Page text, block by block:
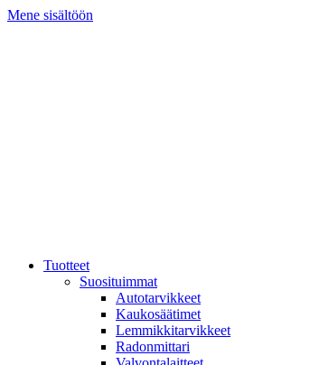
Mene sisältöön
Tuotteet
Suosituimmat
Autotarvikkeet
Kaukosäätimet
Lemmikkitarvikkeet
Radonmittari